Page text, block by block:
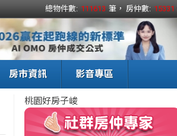
總物件數: 111613 筆， 房仲數: 15331
房市資訊 影音專區
桃園好房子峻